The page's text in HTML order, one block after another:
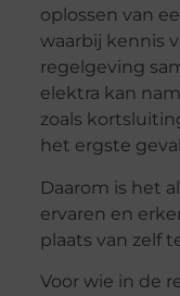
oplossen van
waarbij kennis
regelgeving
elektra kan
zoals
het ergste
Daarom is het
ervaren en
plaats van zelf
Voor wie in de